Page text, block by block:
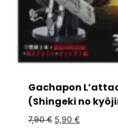
Gachapon
(Shingeki no
7,90€ 5,90 €